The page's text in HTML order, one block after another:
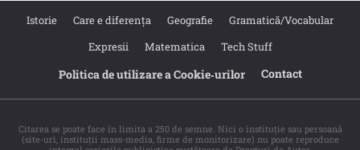
Istorie Care e diferența Geografie
Gramatică/Vocabular
Expresii
Matematica Tech Stuff
Politica de utilizare a Cookie‐urilor Contact
Citarea se poate face în limita a 250 de semne. Nici o instituţie sau persoană
(site-uri, instituţii mass-media, firme de monitorizare) nu poate reproduce